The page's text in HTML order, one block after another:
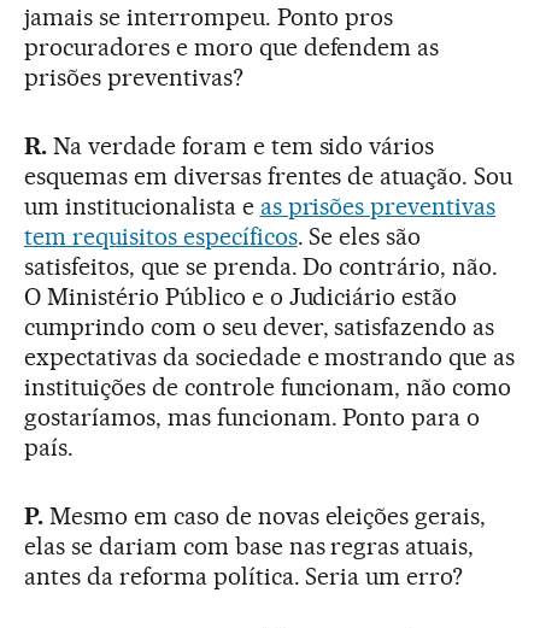
jamais se interrompeu. Ponto pros
procuradores e moro que defendem as
prisões preventivas?
R.Na verdade foram e tem sido vários
esquemas em diversas frentes de atuação. Sou
um institucionalista e as prisões preventivas
tem requisitos específicos. Se eles são
satisfeitos, que se prenda. Do contrário, não.
O Ministério Público e o Judiciário estão
cumprindo com o seu dever, satisfazendo as
expectativas da sociedade e mostrando que as
instituições de controle funcionam, não como
gostaríamos, mas funcionam. Ponto para o
país.
P.Mesmo em caso de novas eleições gerais,
elas se dariam com base nas regras atuais,
antes da reforma política. Seria um erro?